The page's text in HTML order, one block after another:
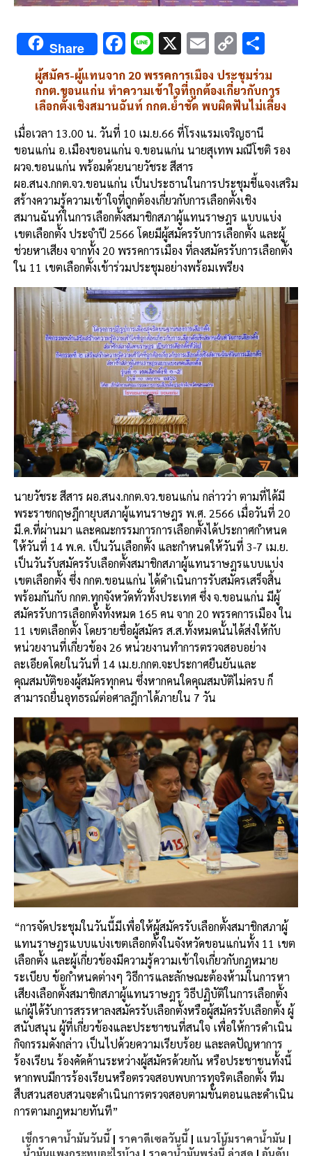
Share F
ac
e
b
o
o
k
Li
n
e
X E
m
ai
l
C
o
py
Li
n
k
h
ar
e
ผู้สมัคร-ผู้แทนจาก 20 พรรคการเมือง ประชุมร่วม
กกต.ขอนแก่น ทำความเข้าใจที่ถูกต้องเกี่ยวกับการ
เลือกตั้งเชิงสมานฉันท์ กกต.ย้ำชัด พบผิดฟันไม่เลี้ยง
เมื่อเวลา 13.00 น. วันที่ 10 เม.ย.66 ที่โรงแรมเจริญธานี
ขอนแก่น อ.เมืองขอนแก่น จ.ขอนแก่น นายสุเทพ มณีโชติ รอง
ผวจ.ขอนแก่น พร้อมด้วยนายวัชระ สีสาร
ผอ.สนง.กกต.จว.ขอนแก่น เป็นประธานในการประชุมชี้แจงเสริม
สร้างความรู้ความเข้าใจที่ถูกต้องเกี่ยวกับการเลือกตั้งเชิง
สมานฉันท์ในการเลือกตั้งสมาชิกสภาผู้แทนราษฎร แบบแบ่ง
เขตเลือกตั้ง ประจำปี 2566 โดยมีผู้สมัครรับการเลือกตั้ง และผู้
ช่วยหาเสียง จากทั้ง 20 พรรคการเมือง ที่ลงสมัครรับการเลือกตั้ง
ใน 11 เขตเลือกตั้งเข้าร่วมประชุมอย่างพร้อมเพรียง
นายวัชระ สีสาร ผอ.สนง.กกต.จว.ขอนแก่น กล่าวว่า ตามที่ได้มี
พระราชกฤษฎีกายุบสภาผู้แทนราษฎร พ.ศ. 2566 เมื่อวันที่ 20
มี.ค.ที่ผ่านมา และคณะกรรมการการเลือกตั้งได้ประกาศกำหนด
ให้วันที่ 14 พ.ค. เป็นวันเลือกตั้ง และกำหนดให้วันที่ 3-7 เม.ย.
เป็นวันรับสมัครรับเลือกตั้งสมาชิกสภาผู้แทนราษฎรแบบแบ่ง
เขตเลือกตั้ง ซึ่ง กกต.ขอนแก่น ได้ดำเนินการรับสมัครเสร็จสิ้น
พร้อมกันกับ กกต.ทุกจังหวัดทั่วทั้งประเทศ ซึ่ง จ.ขอนแก่น มีผู้
สมัครรับการเลือกตั้งทั้งหมด 165 คน จาก 20 พรรคการเมือง ใน
11 เขตเลือกตั้ง โดยรายชื่อผู้สมัคร ส.ส.ทั้งหมดนั้นได้ส่งให้กับ
หน่วยงานที่เกี่ยวข้อง 26 หน่วยงานทำการตรวจสอบอย่าง
ละเอียดโดยในวันที่ 14 เม.ย.กกต.จะประกาศยืนยันและ
คุณสมบัติของผู้สมัครทุกคน ซึ่งหากคนใดคุณสมบัติไม่ครบ ก็
สามารถยื่นอุทธรณ์ต่อศาลฎีกาได้ภายใน 7 วัน
“การจัดประชุมในวันนี้มีเพื่อให้ผู้สมัครรับเลือกตั้งสมาชิกสภาผู้
แทนราษฎรแบบแบ่งเขตเลือกตั้งในจังหวัดขอนแก่นทั้ง 11 เขต
เลือกตั้ง และผู้เกี่ยวข้องมีความรู้ความเข้าใจเกี่ยวกับกฎหมาย
ระเบียบ ข้อกำหนดต่างๆ วิธีการและลักษณะต้องห้ามในการหา
เสียงเลือกตั้งสมาชิกสภาผู้แทนราษฎร วิธีปฏิบัติในการเลือกตั้ง
แก่ผู้ได้รับการสรรหาลงสมัครรับเลือกตั้งหรือผู้สมัครรับเลือกตั้ง ผู้
สนับสนุน ผู้ที่เกี่ยวข้องและประชาชนที่สนใจ เพื่อให้การดำเนิน
กิจกรรมดังกล่าว เป็นไปด้วยความเรียบร้อย และลดปัญหาการ
ร้องเรียน ร้องคัดค้านระหว่างผู้สมัครด้วยกัน หรือประชาชนทั้งนี้
หากพบมีการร้องเรียนหรือตรวจสอบพบการทุจริตเลือกตั้ง ทีม
สืบสวนสอบสวนจะดำเนินการตรวจสอบตามขั้นตอนและดำเนิน
การตามกฎหมายทันที”
เช็กราคาน้ำมันวันนี้ | ราคาดีเซลวันนี้ | แนวโน้มราคาน้ำมัน |
น้ำมันแพงกระทบอะไรบ้าง | ราคาน้ำมันพรุ่งนี้ ล่าสุด | อันดับ